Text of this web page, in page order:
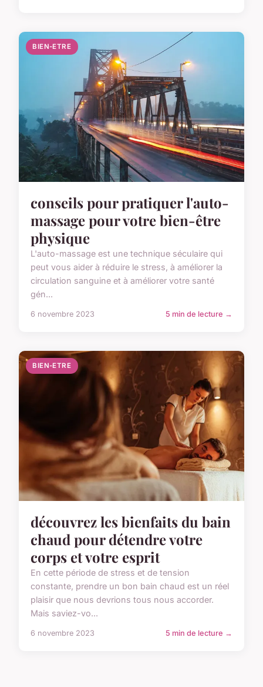
BIEN-ETRE
conseils pour pratiquer l'auto-
massage pour votre bien-être
physique
L'auto-massage est une technique séculaire qui
peut vous aider à réduire le stress, à améliorer la
circulation sanguine et à améliorer votre santé
gén...
6 novembre 2023 5 min de lecture →
BIEN-ETRE
découvrez les bienfaits du bain
chaud pour détendre votre
corps et votre esprit
En cette période de stress et de tension
constante, prendre un bon bain chaud est un réel
plaisir que nous devrions tous nous accorder.
Mais saviez-vo...
6 novembre 2023 5 min de lecture →